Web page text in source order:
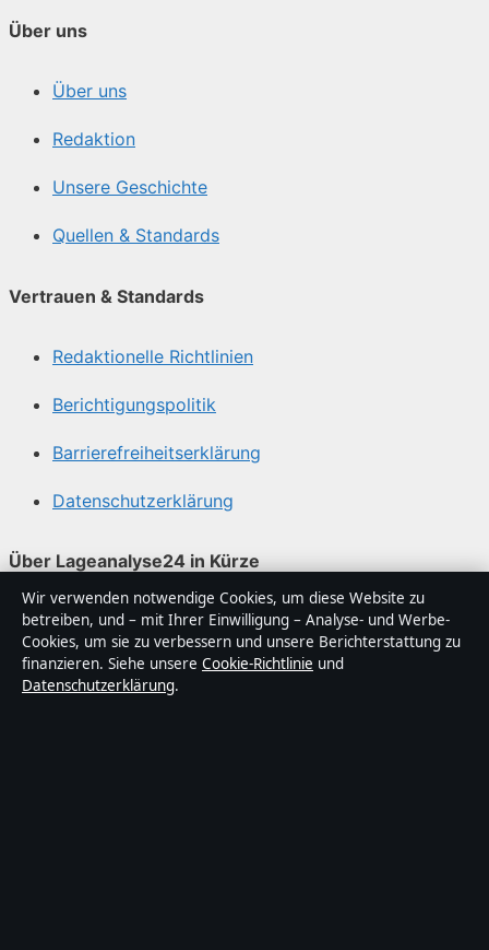
Über uns
Über uns
Redaktion
Unsere Geschichte
Quellen & Standards
Vertrauen & Standards
Redaktionelle Richtlinien
Berichtigungspolitik
Barrierefreiheitserklärung
Datenschutzerklärung
Über Lageanalyse24 in Kürze
Lageanalyse24 ist ein unabhängiger digitaler
Nachrichtenanbieter mit Fokus auf Politik, Wirtschaft,
Technik und Gesellschaft in Deutschland. Jeder Artikel
trägt eine Byline, wird von einem Redakteur geprüft und
Wir verwenden notwendige Cookies, um diese Website zu
betreiben, und – mit Ihrer Einwilligung – Analyse- und Werbe-
Cookies, um sie zu verbessern und unsere Berichterstattung zu
finanzieren. Siehe unsere Cookie-Richtlinie und
Datenschutzerklärung.